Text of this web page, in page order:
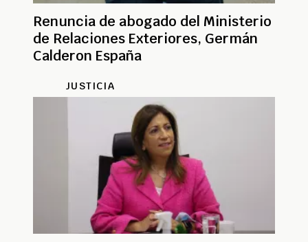
Renuncia de abogado del Ministerio
de Relaciones Exteriores, Germán
Calderon España
JUSTICIA